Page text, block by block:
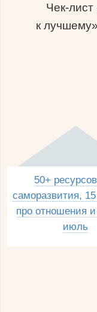
Чек-
к
50+
саморазвития,
про отношения
июль